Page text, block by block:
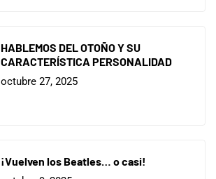
HABLEMOS DEL OTOÑO Y SU
CARACTERÍSTICA PERSONALIDAD
octubre 27, 2025
¡Vuelven los Beatles… o casi!